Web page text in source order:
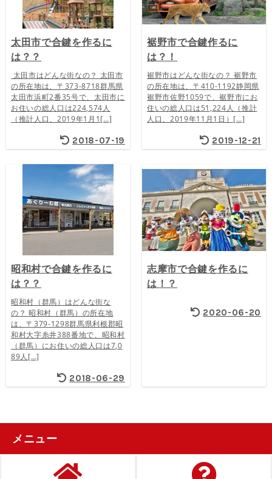
太田市で合鍵を作るに
は？？
太田市はどんな街なの？ 太田市
の所在地は、〒373-8718群馬県
太田市浜町2番35号で、太田市に
お住いの総人口は224,574人
（推計人口、2019年1月1[…]
2018-07-19
裾野市で合鍵作るに
は？！
裾野市はどんな街なの？ 裾野市
の所在地は、〒410-1192静岡県
裾野市佐野1059で、裾野市にお
住いの総人口は51,224人（推計
人口、2019年11月1日）[…]
2019-12-21
昭和村で合鍵を作るに
は？？
昭和村（群馬）はどんな街な
の？ 昭和村（群馬）の所在地
は、〒379-1298群馬県利根郡昭
和村大字糸井388番地で、昭和村
（群馬）にお住いの総人口は7,0
89人[…]
2018-06-29
志摩市で合鍵を作るに
は！？
2020-06-20
メニュー